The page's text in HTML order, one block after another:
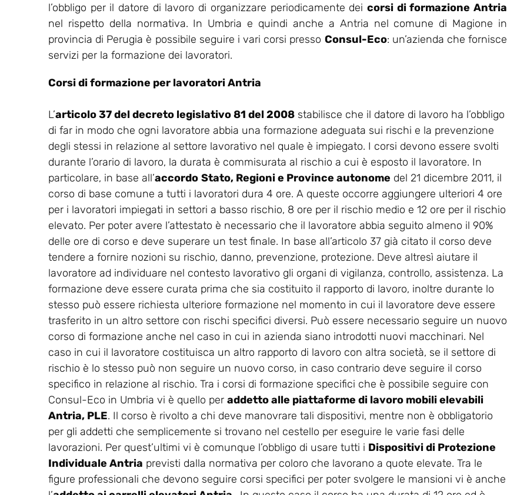
l’obbligo per il datore di lavoro di organizzare periodicamente dei corsi di formazione Antria
nel rispetto della normativa. In Umbria e quindi anche a Antria nel comune di Magione in
provincia di Perugia è possibile seguire i vari corsi presso Consul-Eco: un’azienda che fornisce
servizi per la formazione dei lavoratori.
Corsi di formazione per lavoratori Antria
L’articolo 37 del decreto legislativo 81 del 2008 stabilisce che il datore di lavoro ha l’obbligo
di far in modo che ogni lavoratore abbia una formazione adeguata sui rischi e la prevenzione
degli stessi in relazione al settore lavorativo nel quale è impiegato. I corsi devono essere svolti
durante l’orario di lavoro, la durata è commisurata al rischio a cui è esposto il lavoratore. In
particolare, in base all’accordo Stato, Regioni e Province autonome del 21 dicembre 2011, il
corso di base comune a tutti i lavoratori dura 4 ore. A queste occorre aggiungere ulteriori 4 ore
per i lavoratori impiegati in settori a basso rischio, 8 ore per il rischio medio e 12 ore per il rischio
elevato. Per poter avere l’attestato è necessario che il lavoratore abbia seguito almeno il 90%
delle ore di corso e deve superare un test finale. In base all’articolo 37 già citato il corso deve
tendere a fornire nozioni su rischio, danno, prevenzione, protezione. Deve altresì aiutare il
lavoratore ad individuare nel contesto lavorativo gli organi di vigilanza, controllo, assistenza. La
formazione deve essere curata prima che sia costituito il rapporto di lavoro, inoltre durante lo
stesso può essere richiesta ulteriore formazione nel momento in cui il lavoratore deve essere
trasferito in un altro settore con rischi specifici diversi. Può essere necessario seguire un nuovo
corso di formazione anche nel caso in cui in azienda siano introdotti nuovi macchinari. Nel
caso in cui il lavoratore costituisca un altro rapporto di lavoro con altra società, se il settore di
rischio è lo stesso può non seguire un nuovo corso, in caso contrario deve seguire il corso
specifico in relazione al rischio. Tra i corsi di formazione specifici che è possibile seguire con
Consul-Eco in Umbria vi è quello per addetto alle piattaforme di lavoro mobili elevabili
Antria, PLE. Il corso è rivolto a chi deve manovrare tali dispositivi, mentre non è obbligatorio
per gli addetti che semplicemente si trovano nel cestello per eseguire le varie fasi delle
lavorazioni. Per quest’ultimi vi è comunque l’obbligo di usare tutti i Dispositivi di Protezione
Individuale Antria previsti dalla normativa per coloro che lavorano a quote elevate. Tra le
figure professionali che devono seguire corsi specifici per poter svolgere le mansioni vi è anche